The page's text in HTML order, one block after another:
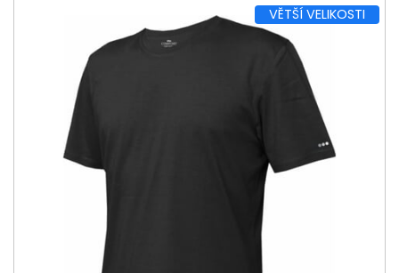
VĚTŠÍ VELIKOSTI